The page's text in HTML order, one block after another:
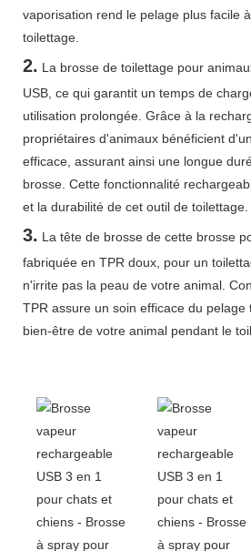
vaporisation rend le pelage plus facile
toilettage.
2. La brosse de toilettage pour
USB, ce qui garantit un temps de
utilisation prolongée. Grâce à la
propriétaires d'animaux bénéficient
efficace, assurant ainsi une longue
brosse. Cette fonctionnalité
et la durabilité de cet outil de toilettage.
3. La tête de brosse de cette brosse
fabriquée en TPR doux, pour un
n'irrite pas la peau de votre animal.
TPR assure un soin efficace du
bien-être de votre animal pendant le